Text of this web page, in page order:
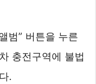
범” 버튼을 누른
충전구역에 불법
.